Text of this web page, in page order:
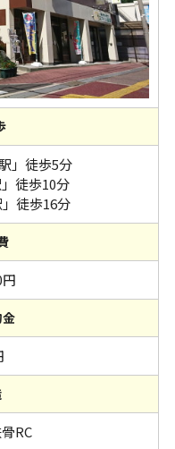
」徒歩5分
徒歩10分
徒歩16分
RC